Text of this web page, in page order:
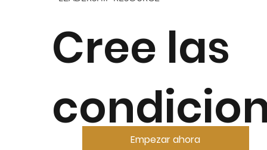
Su negocio necesita empleados comprometidos para
Los empleados comprometidos necesitan una gran
Empezar ahora
Cree las
Empezar ahora